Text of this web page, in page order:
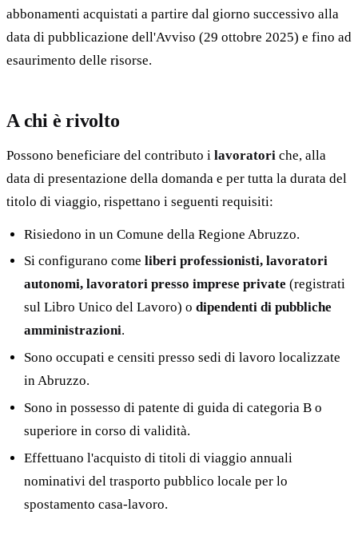
abbonamenti acquistati a partire dal giorno successivo alla
data di pubblicazione dell'Avviso (29 ottobre 2025) e fino ad
esaurimento delle risorse.
A chi è rivolto
Possono beneficiare del contributo i lavoratori che, alla
data di presentazione della domanda e per tutta la durata del
titolo di viaggio, rispettano i seguenti requisiti:
Risiedono in un Comune della Regione Abruzzo.
Si configurano comeliberi professionisti, lavoratori
autonomi, lavoratori presso imprese private (registrati
sul Libro Unico del Lavoro) odipendenti di pubbliche
amministrazioni.
Sono occupati e censiti presso sedi di lavoro localizzate
in Abruzzo.
Sono in possesso di patente di guida di categoria B o
superiore in corso di validità.
Effettuano l'acquisto di titoli di viaggio annuali
nominativi del trasporto pubblico locale per lo
spostamento casa-lavoro.